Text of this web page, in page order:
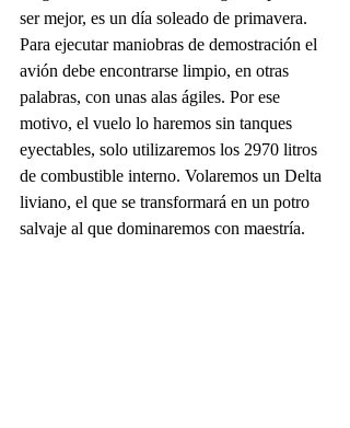
ser mejor, es un día soleado de primavera.
Para ejecutar maniobras de demostración el
avión debe encontrarse limpio, en otras
palabras, con unas alas ágiles. Por ese
motivo, el vuelo lo haremos sin tanques
eyectables, solo utilizaremos los 2970 litros
de combustible interno. Volaremos un Delta
liviano, el que se transformará en un potro
salvaje al que dominaremos con maestría.